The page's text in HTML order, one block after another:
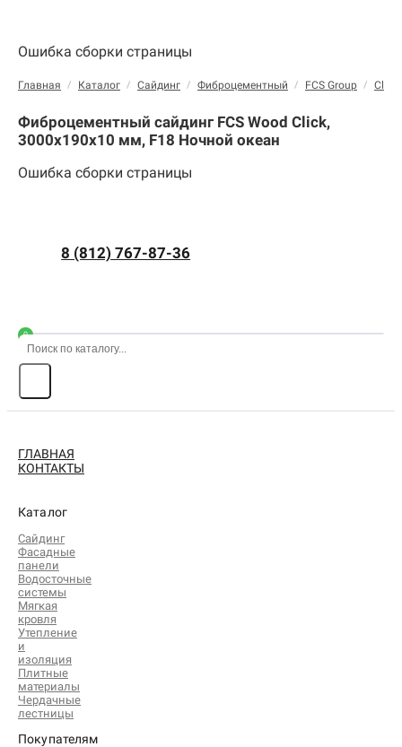
Ошибка сборки страницы
Главная / Каталог / Сайдинг / Фиброцементный / FCS Group / Click
Фиброцементный сайдинг FCS Wood Click,
3000х190х10 мм, F18 Ночной океан
Ошибка сборки страницы
8 (812) 767-87-36
0
ГЛАВНАЯ
КОНТАКТЫ
Каталог
Сайдинг
Фасадные
панели
Водосточные
системы
Мягкая
кровля
Утепление
и
изоляция
Плитные
материалы
Чердачные
лестницы
Покупателям